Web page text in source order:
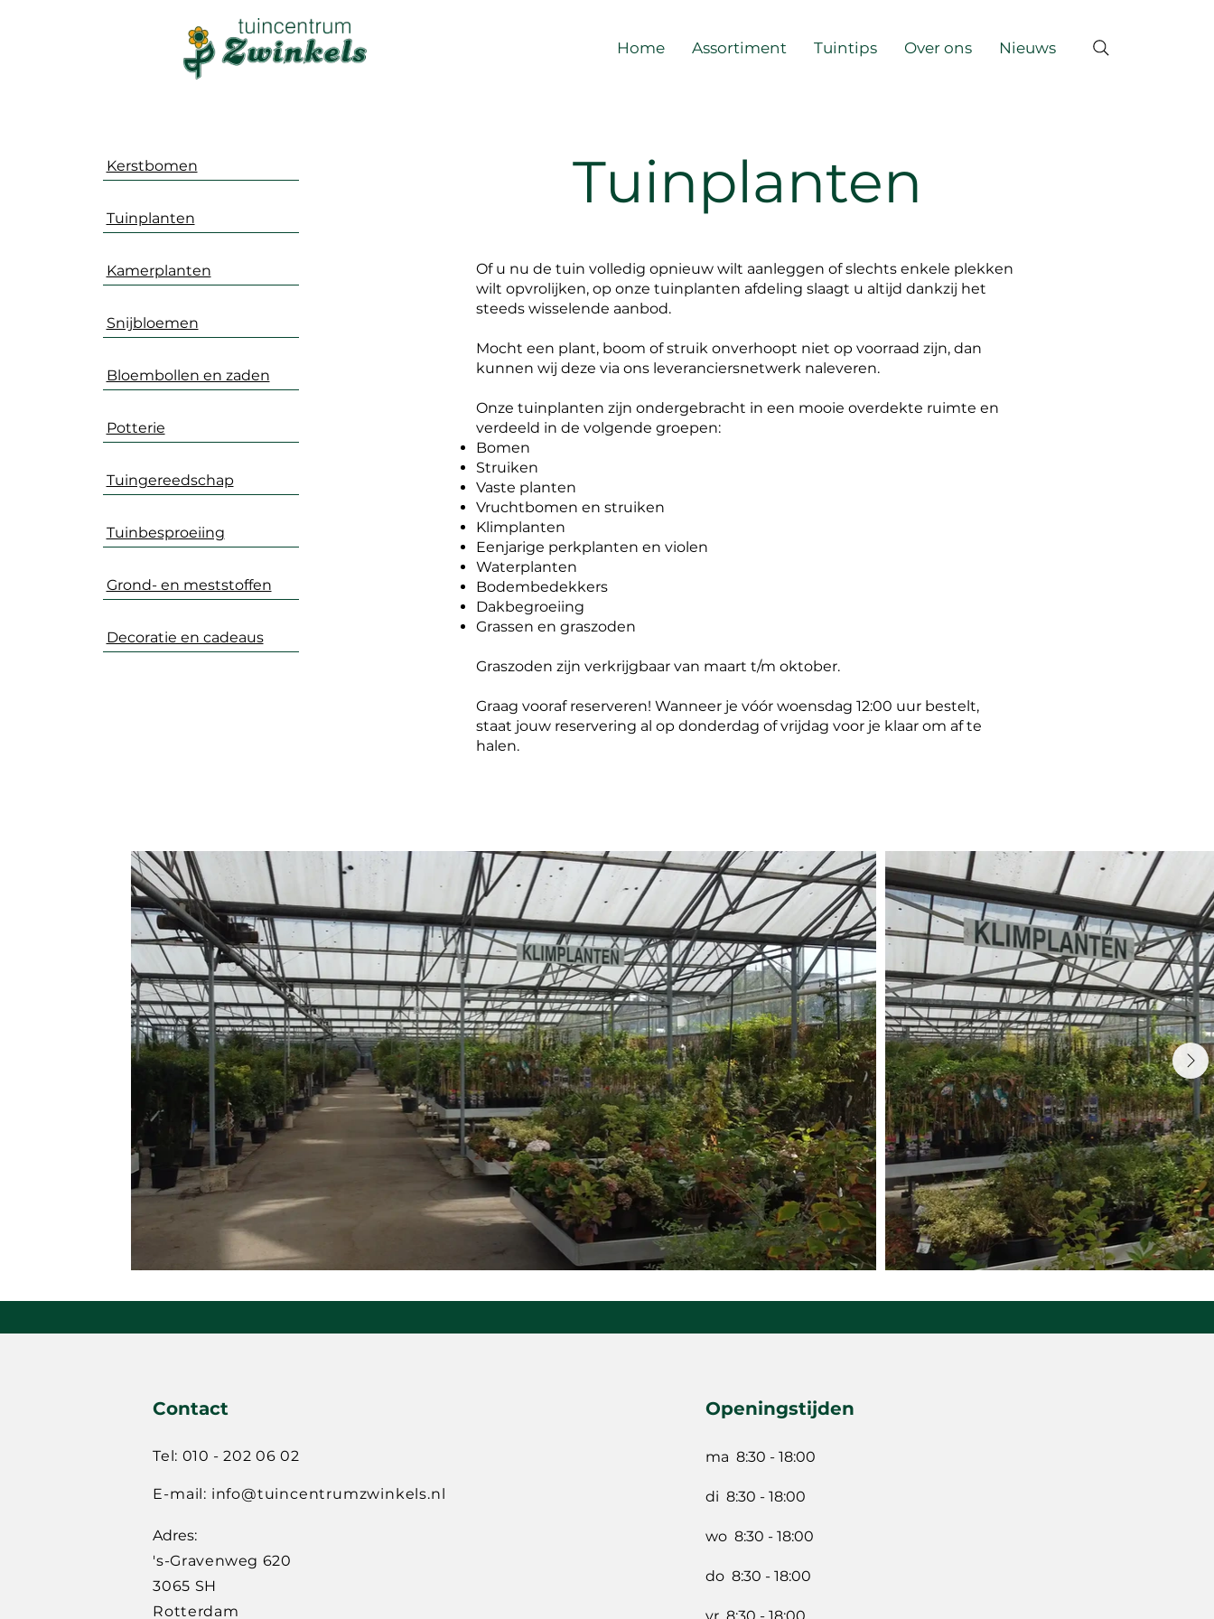
Home Assortiment Tuintips Over ons Nieuws
Kerstbomen
Tuinplanten
Kamerplanten
Snijbloemen
Bloembollen en zaden
Potterie
Tuingereedschap
Tuinbesproeiing
Grond- en meststoffen
Decoratie en cadeaus
Tuinplanten
Of u nu de tuin volledig opnieuw wilt aanleggen of slechts enkele plekken
wilt opvrolijken, op onze tuinplanten afdeling slaagt u altijd dankzij het
steeds wisselende aanbod.
Mocht een plant, boom of struik onverhoopt niet op voorraad zijn, dan
kunnen wij deze via ons leveranciersnetwerk naleveren.
Onze tuinplanten zijn ondergebracht in een mooie overdekte ruimte en
verdeeld in de volgende groepen:
Bomen
Struiken
Vaste planten
Vruchtbomen en struiken
Klimplanten
Eenjarige perkplanten en violen
Waterplanten
Bodembedekkers
Dakbegroeiing
Grassen en graszoden
Graszoden zijn verkrijgbaar van maart t/m oktober.
Graag vooraf reserveren! Wanneer je vóór woensdag 12:00 uur bestelt,
staat jouw reservering al op donderdag of vrijdag voor je klaar om af te
halen.
Contact
Tel: 010 - 202 06 02
E-mail: info@tuincentrumzwinkels.nl
Adres:
's-Gravenweg 620
3065 SH
Rotterdam
Openingstijden
ma 8:30 - 18:00
di 8:30 - 18:00
wo 8:30 - 18:00
do 8:30 - 18:00